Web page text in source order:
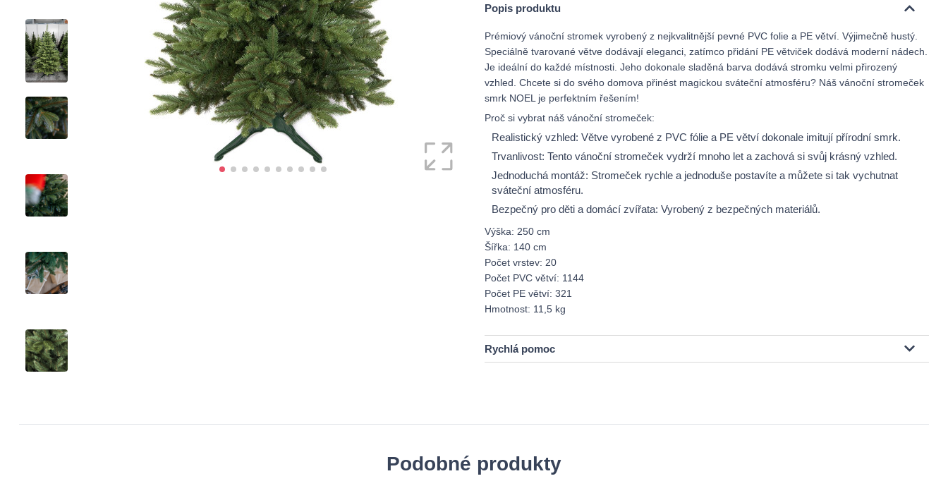
Popis produktu
Prémiový vánoční stromek vyrobený z nejkvalitnější pevné PVC folie a PE větví. Výjimečně hustý.
Speciálně tvarované větve dodávají eleganci, zatímco přidání PE větviček dodává moderní nádech.
Je ideální do každé místnosti. Jeho dokonale sladěná barva dodává stromku velmi přirozený
vzhled. Chcete si do svého domova přinést magickou sváteční atmosféru? Náš vánoční stromeček
smrk NOEL je perfektním řešením!
Proč si vybrat náš vánoční stromeček:
Realistický vzhled: Větve vyrobené z PVC fólie a PE větví dokonale imitují přírodní smrk.
Trvanlivost: Tento vánoční stromeček vydrží mnoho let a zachová si svůj krásný vzhled.
Jednoduchá montáž: Stromeček rychle a jednoduše postavíte a můžete si tak vychutnat
sváteční atmosféru.
Bezpečný pro děti a domácí zvířata: Vyrobený z bezpečných materiálů.
Výška: 250 cm
Šířka: 140 cm
Počet vrstev: 20
Počet PVC větví: 1144
Počet PE větví: 321
Hmotnost: 11,5 kg
Rychlá pomoc
Podobné produkty